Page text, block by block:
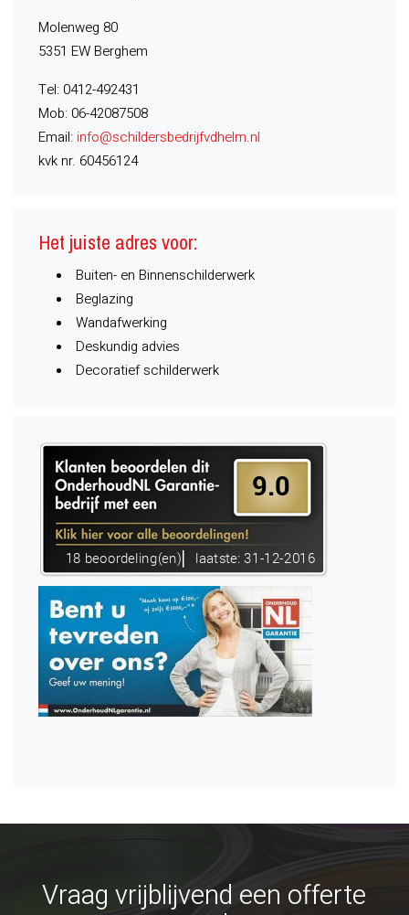
Molenweg 80
5351 EW Berghem
Tel: 0412-492431
Mob: 06-42087508
Email: info@schildersbedrijfvdhelm.nl
kvk nr. 60456124
Het juiste adres voor:
Buiten- en Binnenschilderwerk
Beglazing
Wandafwerking
Deskundig advies
Decoratief schilderwerk
Vraag vrijblijvend een offerte